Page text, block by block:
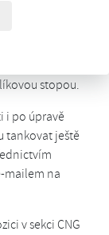
Díky
stopou.
i po úpravě
tankovat ještě
mailem na
v sekci CNG